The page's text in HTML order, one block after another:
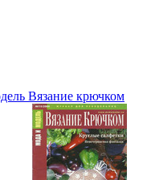
Вязание крючком